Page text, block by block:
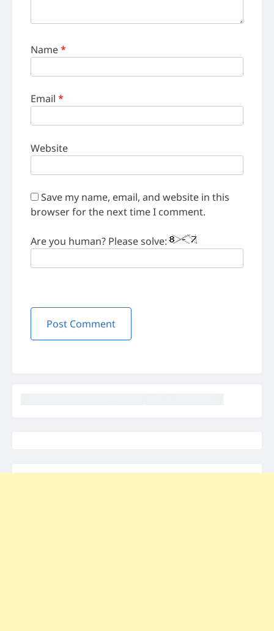
Name*
Email *
Website
Save my name, email, and website in this
browser for the next time I comment.
Are you human? Please solve: